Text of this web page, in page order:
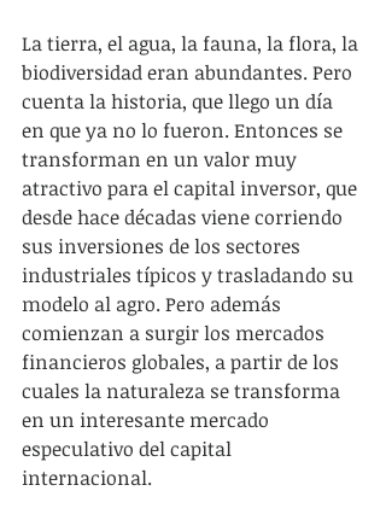
La tierra, el agua, la fauna, la flora, la
biodiversidad eran abundantes. Pero
cuenta la historia, que llego un día
en que ya no lo fueron. Entonces se
transforman en un valor muy
atractivo para el capital inversor, que
desde hace décadas viene corriendo
sus inversiones de los sectores
industriales típicos y trasladando su
modelo al agro. Pero además
comienzan a surgir los mercados
financieros globales, a partir de los
cuales la naturaleza se transforma
en un interesante mercado
especulativo del capital
internacional.